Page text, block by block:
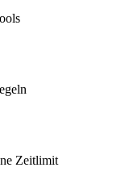
Zeitlimit